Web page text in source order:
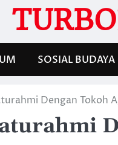
SOSIAL BUDAYA
Dengan Tokoh